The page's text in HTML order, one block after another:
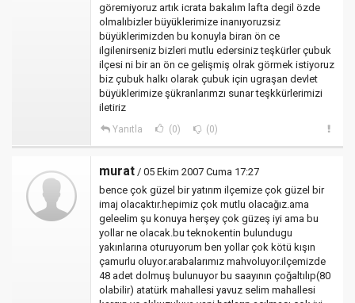
göremiyoruz artık icrata bakalım lafta degil özde
olmalıbizler büyüklerimize inanıyoruzsiz
büyüklerimizden bu konuyla biran ön ce
ilgilenirseniz bizleri mutlu edersiniz teşkürler çubuk
ilçesi ni bir an ön ce gelişmiş olrak görmek istiyoruz
biz çubuk halkı olarak çubuk için ugraşan devlet
büyüklerimize şükranlarımzı sunar teşkkürlerimizi
iletiriz
Yanıtla (0) (0)
murat / 05 Ekim 2007 Cuma 17:27
bence çok güzel bir yatırım ilçemize çok güzel bir
imaj olacaktır.hepimiz çok mutlu olacağız.ama
geleelim şu konuya herşey çok güzeş iyi ama bu
yollar ne olacak.bu teknokentin bulundugu
yakınlarına oturuyorum ben yollar çok kötü kışın
çamurlu oluyor.arabalarımız mahvoluyor.ilçemizde
48 adet dolmuş bulunuyor bu saayının çoğaltılıp(80
olabilir) atatürk mahallesi yavuz selim mahallesi